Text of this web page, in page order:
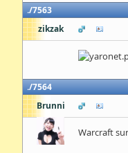
7563
zikzak
7564
Brunni
Warcraft